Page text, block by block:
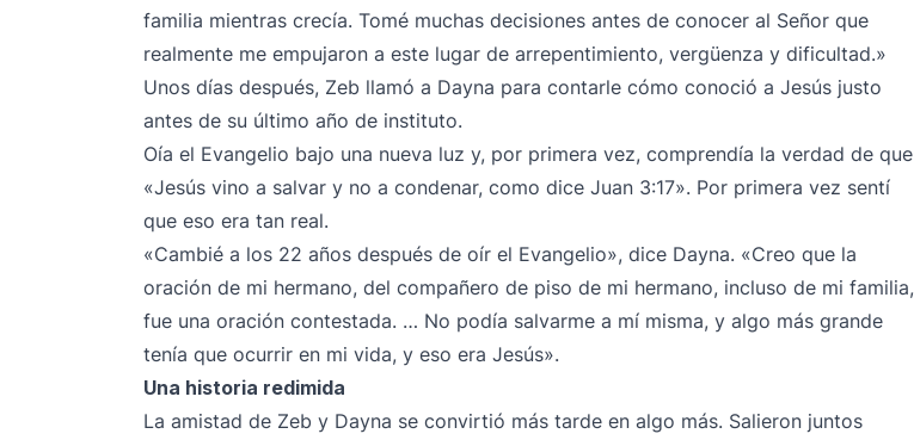
familia mientras crecía. Tomé muchas decisiones antes de conocer al Señor que
realmente me empujaron a este lugar de arrepentimiento, vergüenza y dificultad.»
Unos días después, Zeb llamó a Dayna para contarle cómo conoció a Jesús justo
antes de su último año de instituto.
Oía el Evangelio bajo una nueva luz y, por primera vez, comprendía la verdad de que
«Jesús vino a salvar y no a condenar, como dice Juan 3:17». Por primera vez sentí
que eso era tan real.
«Cambié a los 22 años después de oír el Evangelio», dice Dayna. «Creo que la
oración de mi hermano, del compañero de piso de mi hermano, incluso de mi familia,
fue una oración contestada. … No podía salvarme a mí misma, y algo más grande
tenía que ocurrir en mi vida, y eso era Jesús».
Una historia redimida
La amistad de Zeb y Dayna se convirtió más tarde en algo más. Salieron juntos